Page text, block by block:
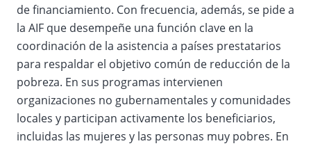
de financiamiento. Con frecuencia, además, se pide a
la AIF que desempeñe una función clave en la
coordinación de la asistencia a países prestatarios
para respaldar el objetivo común de reducción de la
pobreza. En sus programas intervienen
organizaciones no gubernamentales y comunidades
locales y participan activamente los beneficiarios,
incluidas las mujeres y las personas muy pobres. En